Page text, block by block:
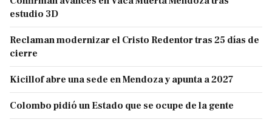
estudio 3D
Reclaman modernizar el Cristo Redentor tras 25 días de
cierre
Kicillof abre una sede en Mendoza y apunta a 2027
Colombo pidió un Estado que se ocupe de la gente